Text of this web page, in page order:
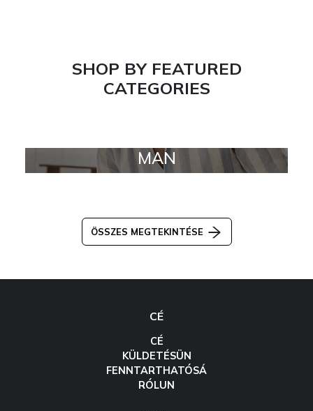
SHOP BY FEATURED
CATEGORIES
MAN
ÖSSZES MEGTEKINTÉSE
CÉ
CÉ
KÜLDETÉSÜN
FENNTARTHATÓSÁ
RÓLUN